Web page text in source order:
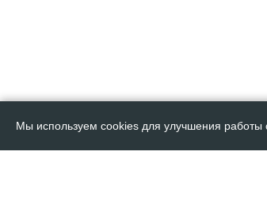
Мы используем cookies для улучшения работы